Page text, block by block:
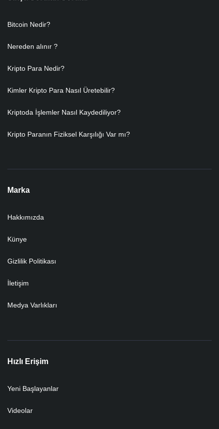
Bitcoin Nedir?
Nereden alınır ?
Kripto Para Nedir?
Kimler Kripto Para Nasıl Üretebilir?
Kriptoda İşlemler Nasıl Kaydediliyor?
Kripto Paranın Fiziksel Karşılığı Var mı?
Marka
Hakkımızda
Künye
Gizlilik Politikası
İletişim
Medya Varlıkları
Hızlı Erişim
Yeni Başlayanlar
Videolar